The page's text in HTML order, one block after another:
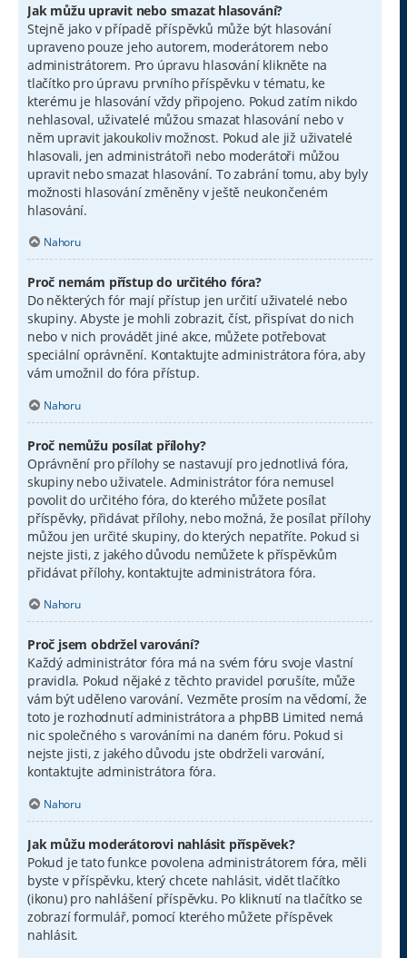
Jak můžu upravit nebo smazat hlasování?
Stejně jako v případě příspěvků může být hlasování
upraveno pouze jeho autorem, moderátorem nebo
administrátorem. Pro úpravu hlasování klikněte na
tlačítko pro úpravu prvního příspěvku v tématu, ke
kterému je hlasování vždy připojeno. Pokud zatím nikdo
nehlasoval, uživatelé můžou smazat hlasování nebo v
něm upravit jakoukoliv možnost. Pokud ale již uživatelé
hlasovali, jen administrátoři nebo moderátoři můžou
upravit nebo smazat hlasování. To zabrání tomu, aby byly
možnosti hlasování změněny v ještě neukončeném
hlasování.
Nahoru
Proč nemám přístup do určitého fóra?
Do některých fór mají přístup jen určití uživatelé nebo
skupiny. Abyste je mohli zobrazit, číst, přispívat do nich
nebo v nich provádět jiné akce, můžete potřebovat
speciální oprávnění. Kontaktujte administrátora fóra, aby
vám umožnil do fóra přístup.
Nahoru
Proč nemůžu posílat přílohy?
Oprávnění pro přílohy se nastavují pro jednotlivá fóra,
skupiny nebo uživatele. Administrátor fóra nemusel
povolit do určitého fóra, do kterého můžete posílat
příspěvky, přidávat přílohy, nebo možná, že posílat přílohy
můžou jen určité skupiny, do kterých nepatříte. Pokud si
nejste jisti, z jakého důvodu nemůžete k příspěvkům
přidávat přílohy, kontaktujte administrátora fóra.
Nahoru
Proč jsem obdržel varování?
Každý administrátor fóra má na svém fóru svoje vlastní
pravidla. Pokud nějaké z těchto pravidel porušíte, může
vám být uděleno varování. Vezměte prosím na vědomí, že
toto je rozhodnutí administrátora a phpBB Limited nemá
nic společného s varováními na daném fóru. Pokud si
nejste jisti, z jakého důvodu jste obdrželi varování,
kontaktujte administrátora fóra.
Nahoru
Jak můžu moderátorovi nahlásit příspěvek?
Pokud je tato funkce povolena administrátorem fóra, měli
byste v příspěvku, který chcete nahlásit, vidět tlačítko
(ikonu) pro nahlášení příspěvku. Po kliknutí na tlačítko se
zobrazí formulář, pomocí kterého můžete příspěvek
nahlásit.